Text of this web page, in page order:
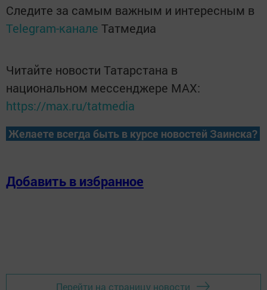
Следите за самым важным и интересным в
Telegram-канале Татмедиа
Читайте новости Татарстана в
национальном мессенджере MАХ:
https://max.ru/tatmedia
Желаете всегда быть в курсе новостей Заинска?
Добавить в избранное
Перейти на страницу новости